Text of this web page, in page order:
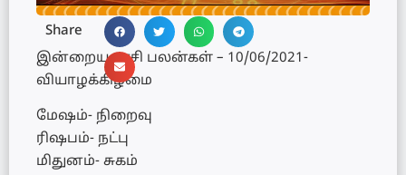
Share
இன்றைய ராசி பலன்கள் – 10/06/2021-
வியாழக்கிழமை
மேஷம்- நிறைவு
ரிஷபம்- நட்பு
மிதுனம்- சுகம்